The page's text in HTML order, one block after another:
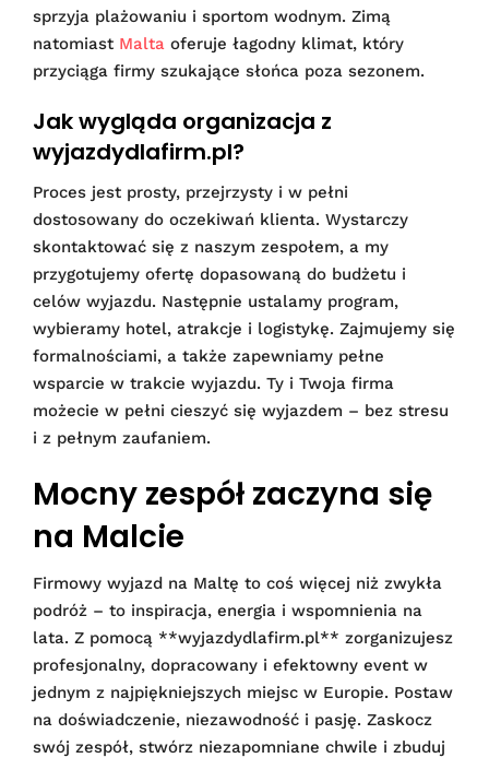
sprzyja plażowaniu i sportom wodnym. Zimą
natomiast Malta oferuje łagodny klimat, który
przyciąga firmy szukające słońca poza sezonem.
Jak wygląda organizacja z
wyjazdydlafirm.pl?
Proces jest prosty, przejrzysty i w pełni
dostosowany do oczekiwań klienta. Wystarczy
skontaktować się z naszym zespołem, a my
przygotujemy ofertę dopasowaną do budżetu i
celów wyjazdu. Następnie ustalamy program,
wybieramy hotel, atrakcje i logistykę. Zajmujemy się
formalnościami, a także zapewniamy pełne
wsparcie w trakcie wyjazdu. Ty i Twoja firma
możecie w pełni cieszyć się wyjazdem – bez stresu
i z pełnym zaufaniem.
Mocny zespół zaczyna się
na Malcie
Firmowy wyjazd na Maltę to coś więcej niż zwykła
podróż – to inspiracja, energia i wspomnienia na
lata. Z pomocą **wyjazdydlafirm.pl** zorganizujesz
profesjonalny, dopracowany i efektowny event w
jednym z najpiękniejszych miejsc w Europie. Postaw
na doświadczenie, niezawodność i pasję. Zaskocz
swój zespół, stwórz niezapomniane chwile i zbuduj